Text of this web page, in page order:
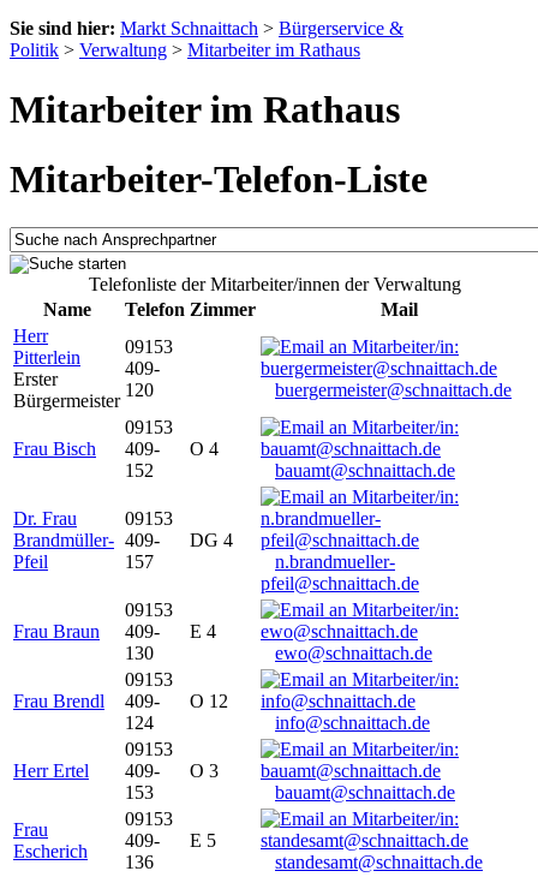
Sie sind hier: Markt Schnaittach > Bürgerservice &
Politik > Verwaltung > Mitarbeiter im Rathaus
Mitarbeiter im Rathaus
Mitarbeiter-Telefon-Liste
Telefonliste der Mitarbeiter/innen der Verwaltung
Name
Telefon Zimmer
Mail
Herr
Pitterlein
Erster
Bürgermeister
09153
409-
120
buergermeister@schnaittach.de
Frau Bisch
09153
409-
152
O 4
bauamt@schnaittach.de
Dr. Frau
Brandmüller-
Pfeil
09153
409-
157
DG 4
n.brandmueller-
pfeil@schnaittach.de
Frau Braun
09153
409-
130
E 4
ewo@schnaittach.de
Frau Brendl
09153
409-
124
O 12
info@schnaittach.de
Herr Ertel
09153
409-
153
O 3
bauamt@schnaittach.de
Frau
Escherich
09153
409-
136
E 5
standesamt@schnaittach.de